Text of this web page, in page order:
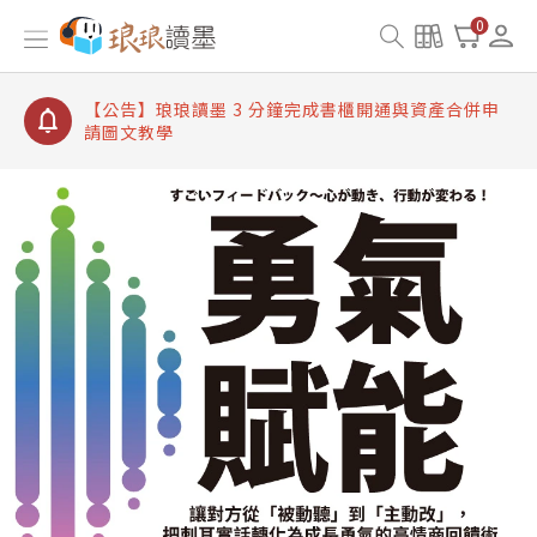
0
【公告】琅琅讀墨書櫃開通常見問題
【公告】琅琅讀墨 3 分鐘完成書櫃開通與資產合併申
【公告】琅琅書店服務升級重要說明及資產合併結果
查詢